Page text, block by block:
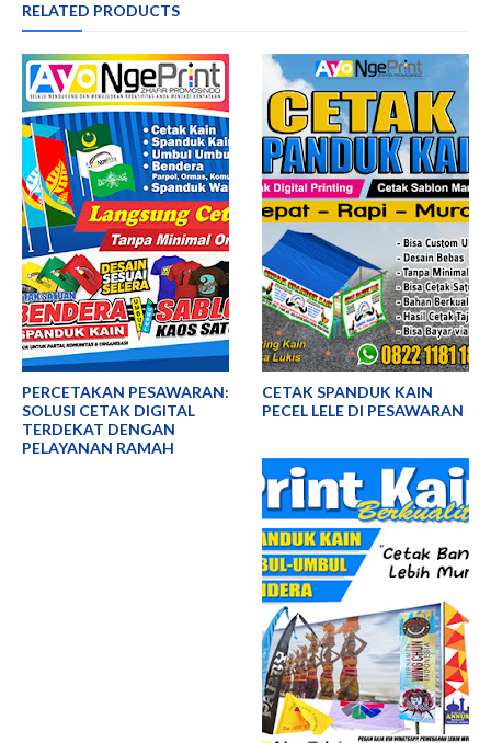
RELATED PRODUCTS
PERCETAKAN PESAWARAN:
SOLUSI CETAK DIGITAL
TERDEKAT DENGAN
PELAYANAN RAMAH
CETAK SPANDUK KAIN
PECEL LELE DI PESAWARAN